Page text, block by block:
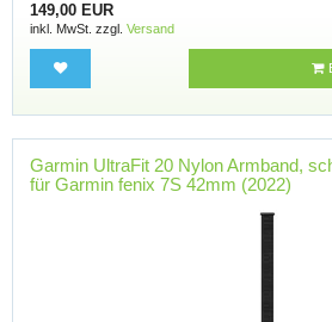
149,00 EUR
inkl. MwSt. zzgl. Versand
Garmin UltraFit 20 Nylon Armband,
für Garmin fenix 7S 42mm (2022)